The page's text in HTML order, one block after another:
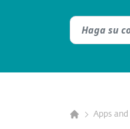
Apps and